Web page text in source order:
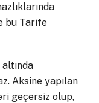
bu Tarife
Aksine yapılan
geçersiz olup,